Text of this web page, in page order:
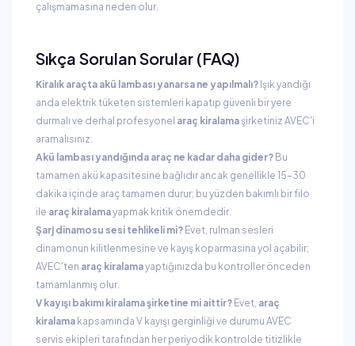
çalışmamasına neden olur.
Sıkça Sorulan Sorular (FAQ)
Kiralık araçta akü lambası yanarsa ne yapılmalı? Işık yandığı
anda elektrik tüketen sistemleri kapatıp güvenli bir yere
durmalı ve derhal profesyonel araç kiralamaşirketiniz AVEC'i
aramalısınız.
Akü lambası yandığında araç ne kadar daha gider? Bu
tamamen akü kapasitesine bağlıdır ancak genellikle 15-30
dakika içinde araç tamamen durur; bu yüzden bakımlı bir filo
ile araç kiralamayapmak kritik önemdedir.
Şarj dinamosu sesi tehlikeli mi? Evet, rulman sesleri
dinamonun kilitlenmesine ve kayış koparmasına yol açabilir;
AVEC'ten araç kiralamayaptığınızda bu kontroller önceden
tamamlanmış olur.
V kayışı bakımı kiralama şirketine mi aittir? Evet, araç
kiralama kapsamında V kayışı gerginliği ve durumu AVEC
servis ekipleri tarafından her periyodik kontrolde titizlikle